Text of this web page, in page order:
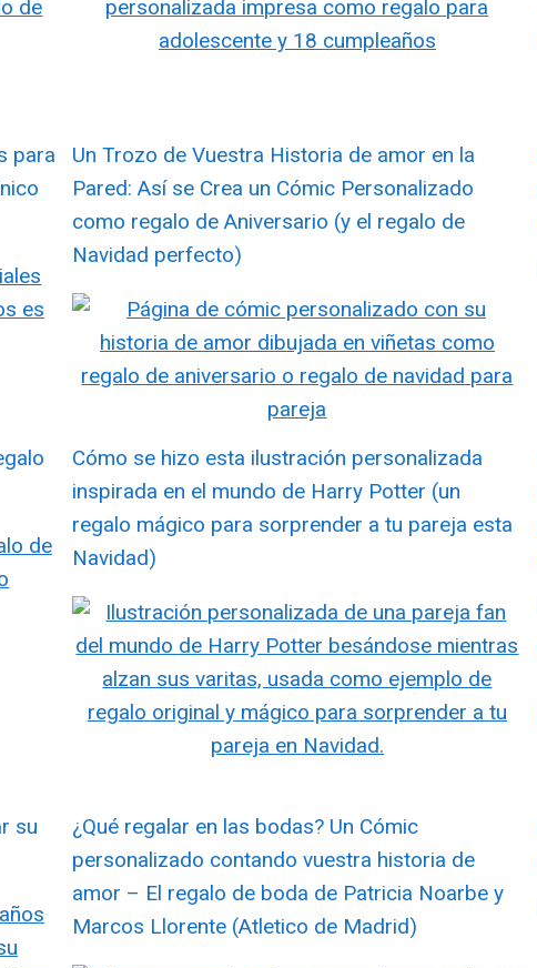
para
Un Trozo de Vuestra Historia de amor en la
Pared: Así se Crea un Cómic Personalizado
como regalo de Aniversario (y el regalo de
Navidad perfecto)
Cómo se hizo esta ilustración personalizada
inspirada en el mundo de Harry Potter (un
regalo mágico para sorprender a tu pareja esta
Navidad)
su
¿Qué regalar en las bodas? Un Cómic
personalizado contando vuestra historia de
amor – El regalo de boda de Patricia Noarbe y
Marcos Llorente (Atletico de Madrid)